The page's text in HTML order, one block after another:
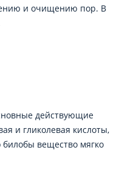
и очищению пор. В
действующие
и гликолевая кислоты,
билобы вещество мягко